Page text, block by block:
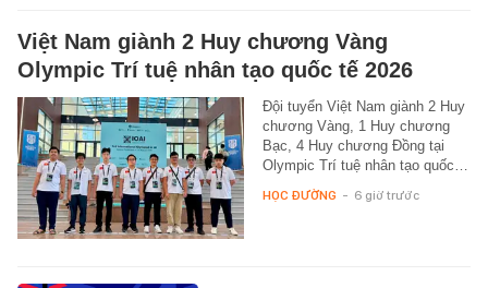
Việt Nam giành 2 Huy chương Vàng
Olympic Trí tuệ nhân tạo quốc tế 2026
Đội tuyển Việt Nam giành 2 Huy
chương Vàng, 1 Huy chương
Bạc, 4 Huy chương Đồng tại
Olympic Trí tuệ nhân tạo quốc…
HỌC ĐƯỜNG - 6 giờ trước